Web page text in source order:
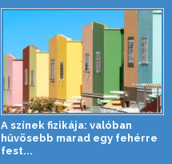
A színek fizikája: valóban
hűvösebb marad egy fehérre
fest...